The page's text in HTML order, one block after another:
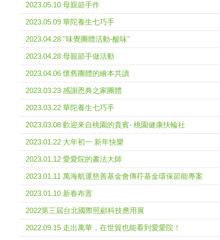
2023.05.10 母親節手作
2023.05.09 華陀養生七巧手
2023.04.28 ''味覺團體活動-酸味''
2023.04.28 母親節手做活動
2023.04.06 懷舊團體的繪本共讀
2023.03.23 感謝恩典之家團體
2023.03.22 華陀養生七巧手
2023.03.08 歡迎來自桃園的貴賓- 桃園健康扶輪社
2023.01.22 大年初一 新年快樂
2023.01.12 愛愛院的書法大師
2023.01.11 萬海航運慈善基金會傳荇基金環保節能專案
2023.01.10 新春布置
2022第三屆台北國際照顧科技應用展
2022.09.15 走出萬華，在世貿也能看到愛愛院！